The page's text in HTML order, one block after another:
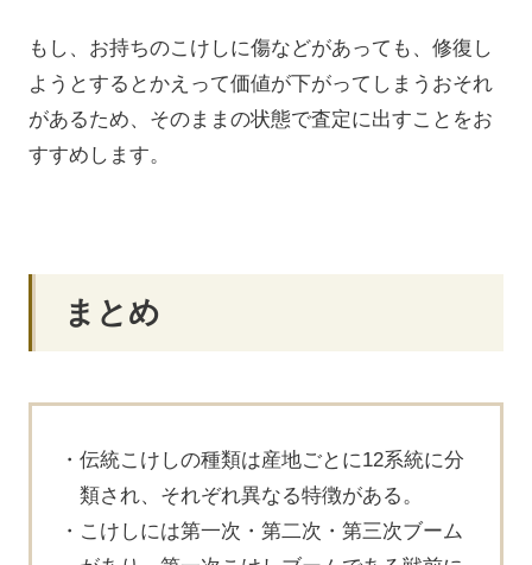
もし、お持ちのこけしに傷などがあっても、修復し
ようとするとかえって価値が下がってしまうおそれ
があるため、そのままの状態で査定に出すことをお
すすめします。
まとめ
伝統こけしの種類は産地ごとに12系統に分
類され、それぞれ異なる特徴がある。
こけしには第一次・第二次・第三次ブーム